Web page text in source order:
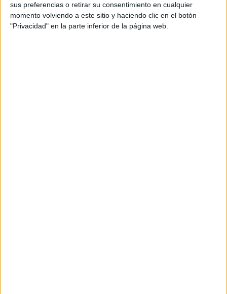
sus preferencias o retirar su consentimiento en cualquier
momento volviendo a este sitio y haciendo clic en el botón
"Privacidad" en la parte inferior de la página web.